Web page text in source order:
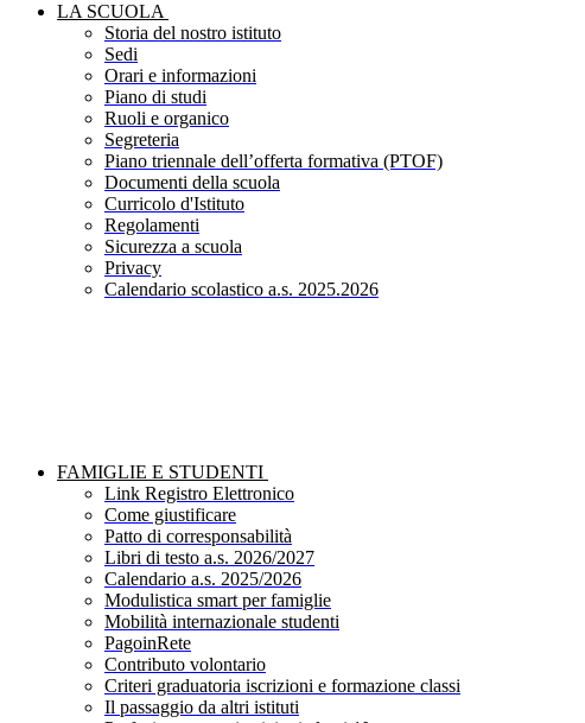
LA SCUOLA
Storia del nostro istituto
Sedi
Orari e informazioni
Piano di studi
Ruoli e organico
Segreteria
Piano triennale dell’offerta formativa (PTOF)
Documenti della scuola
Curricolo d'Istituto
Regolamenti
Sicurezza a scuola
Privacy
Calendario scolastico a.s. 2025.2026
FAMIGLIE E STUDENTI
Link Registro Elettronico
Come giustificare
Patto di corresponsabilità
Libri di testo a.s. 2026/2027
Calendario a.s. 2025/2026
Modulistica smart per famiglie
Mobilità internazionale studenti
PagoinRete
Contributo volontario
Criteri graduatoria iscrizioni e formazione classi
Il passaggio da altri istituti